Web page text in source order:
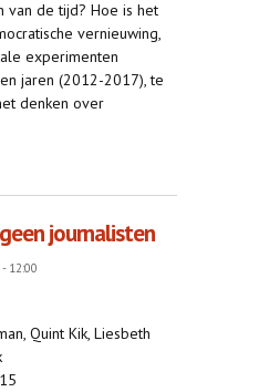
van de tijd? Hoe is het
vernieuwing,
experimenten
jaren (2012-2017), te
denken over
van de meervoudige
journalisten
12:00
Quint Kik, Liesbeth